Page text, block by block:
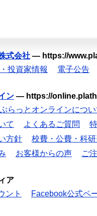
式会社 — https://
投資家情報 電子公告
ン — https://
ぷらっとオンラインについ
て
よくあるご質問
方針
校費・公費・科
お客様からの声 ご
ア
ント
Facebook公式ペ